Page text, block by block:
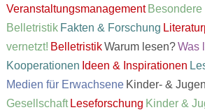
Veranstaltungsmanagement
Belletristik Fakten & Forschung
vernetzt! Belletristik Warum lesen? Was
Kooperationen Ideen & Inspirationen
Medien für Erwachsene Kinder- &
Gesellschaft Leseforschung Kinder &